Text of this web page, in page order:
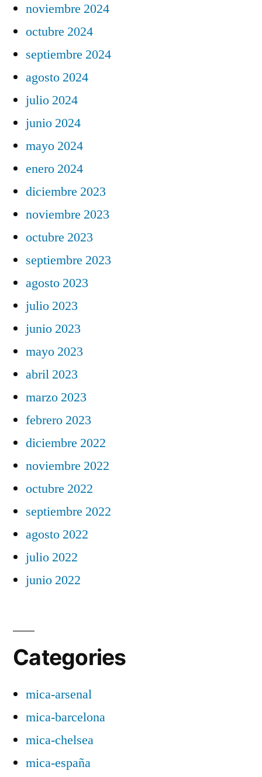
noviembre 2024
octubre 2024
septiembre 2024
agosto 2024
julio 2024
junio 2024
mayo 2024
enero 2024
diciembre 2023
noviembre 2023
octubre 2023
septiembre 2023
agosto 2023
julio 2023
junio 2023
mayo 2023
abril 2023
marzo 2023
febrero 2023
diciembre 2022
noviembre 2022
octubre 2022
septiembre 2022
agosto 2022
julio 2022
junio 2022
Categories
mica-arsenal
mica-barcelona
mica-chelsea
mica-españa